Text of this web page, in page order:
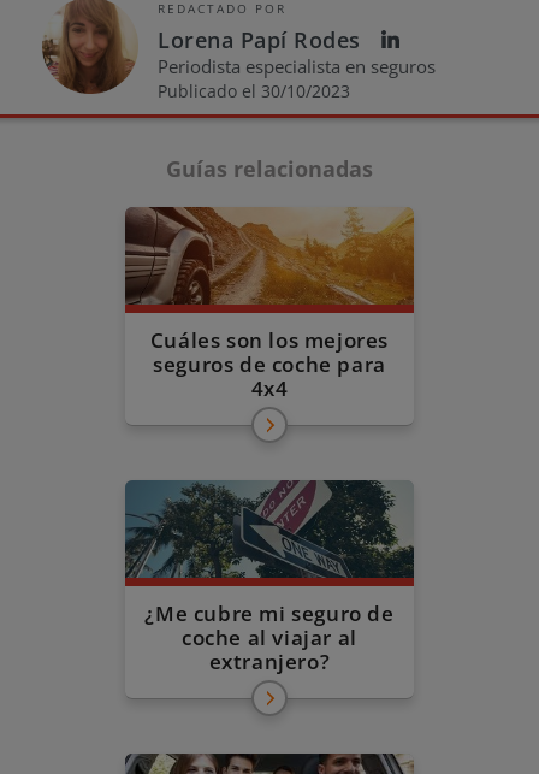
REDACTADO POR
Lorena Papí Rodes
Periodista especialista en seguros
Publicado el 30/10/2023
Guías relacionadas
Cuáles son los mejores
seguros de coche para
4x4
¿Me cubre mi seguro de
coche al viajar al
extranjero?